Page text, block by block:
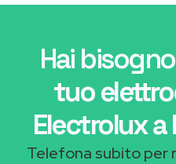
Hai
tuo
Electrolux a
Telefona subito per